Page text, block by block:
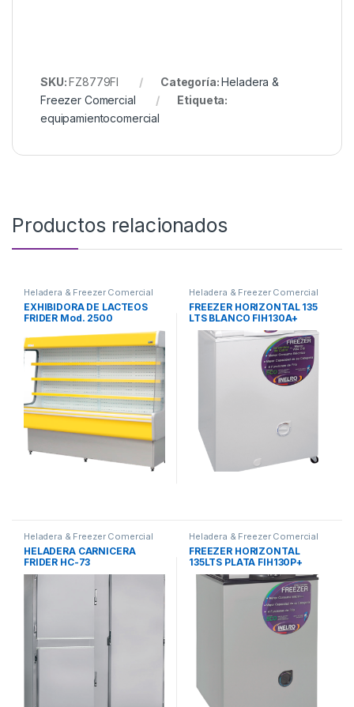
SKU:FZ8779FI Categoría:Heladera &
Freezer Comercial
Etiqueta:
equipamientocomercial
Productos relacionados
Heladera & Freezer Comercial
EXHIBIDORA DE LACTEOS
FRIDER Mod. 2500
Heladera & Freezer Comercial
FREEZER HORIZONTAL 135
LTS BLANCO FIH130A+
INELRO
Heladera & Freezer Comercial
HELADERA CARNICERA
FRIDER HC-73
Heladera & Freezer Comercial
FREEZER HORIZONTAL
135LTS PLATA FIH130P+
INELRO